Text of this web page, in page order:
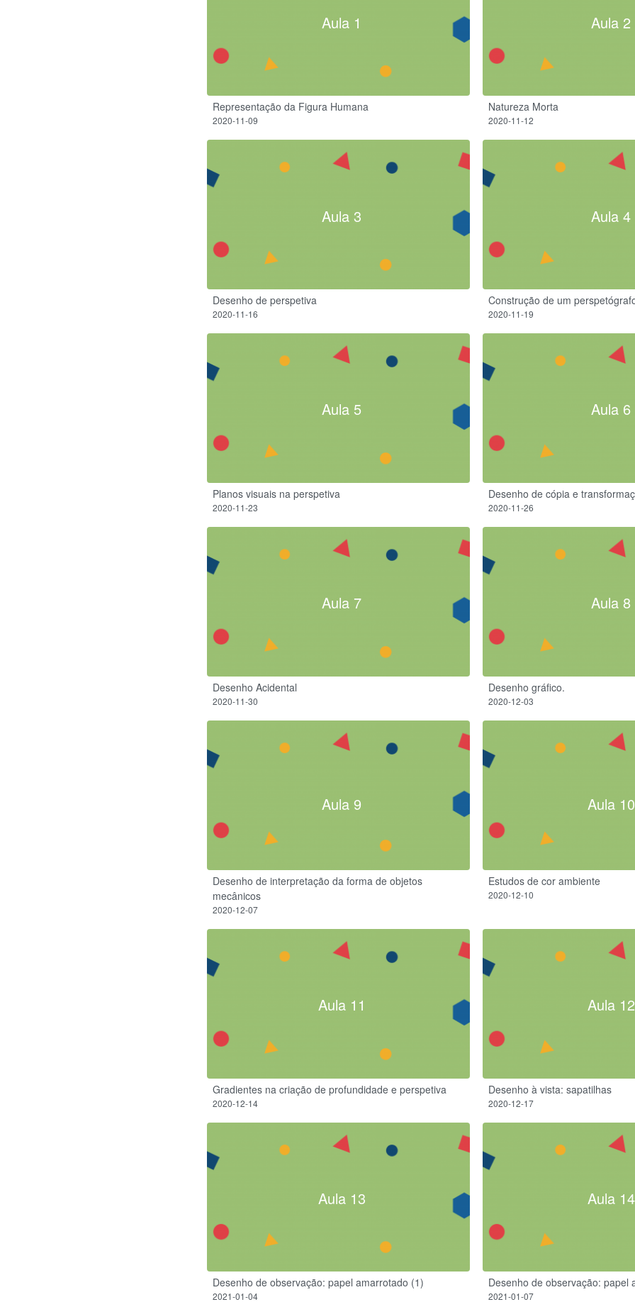
Aula 1
Representação da Figura Humana
2020-11-09
Aula 2
Natureza Morta
2020-11-12
Aula 3
Desenho de perspetiva
2020-11-16
Aula 4
Construção de um
2020-11-19
Aula 5
Planos visuais na perspetiva
2020-11-23
Aula 6
Desenho de cópia e
2020-11-26
Aula 7
Desenho Acidental
2020-11-30
Aula 8
Desenho gráfico.
2020-12-03
Aula 9
Desenho de interpretação da forma de objetos
mecânicos
2020-12-07
Aula 10
Estudos de cor ambiente
2020-12-10
Aula 11
Gradientes na criação de profundidade e perspetiva
2020-12-14
Aula 12
Desenho à vista: sapatilhas
2020-12-17
Aula 13
Desenho de observação: papel amarrotado (1)
2021-01-04
Aula 14
Desenho de observação: papel
2021-01-07